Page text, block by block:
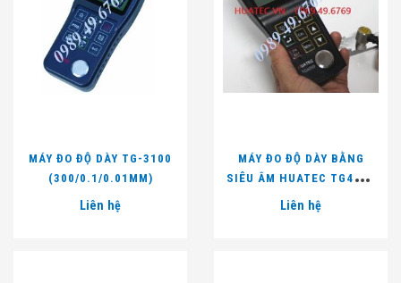
MÁY ĐO ĐỘ DÀY TG-3100
(300/0.1/0.01MM)
Liên hệ
MÁY ĐO ĐỘ DÀY BẰNG
SIÊU ÂM HUATEC TG4000
(ĐO QUA LỚP SƠN)
Liên hệ